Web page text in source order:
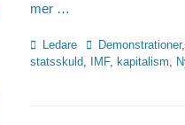
mer …
Kategorier
Ledare Etiketter
Demonstrationer,
statsskuld, IMF, kapitalism,